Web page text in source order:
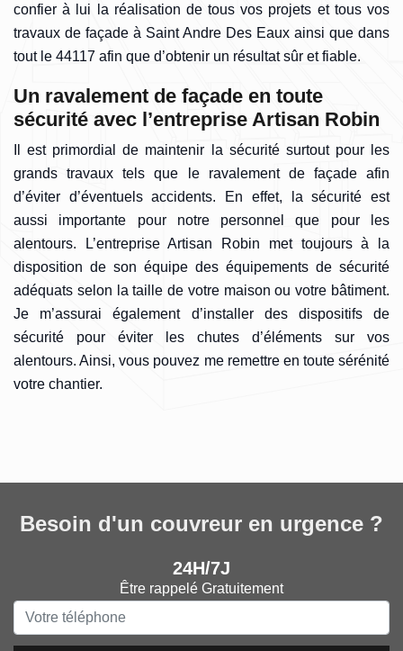
confier à lui la réalisation de tous vos projets et tous vos
travaux de façade à Saint Andre Des Eaux ainsi que dans
tout le 44117 afin que d’obtenir un résultat sûr et fiable.
Un ravalement de façade en toute
sécurité avec l’entreprise Artisan Robin
Il est primordial de maintenir la sécurité surtout pour les
grands travaux tels que le ravalement de façade afin
d’éviter d’éventuels accidents. En effet, la sécurité est
aussi importante pour notre personnel que pour les
alentours. L’entreprise Artisan Robin met toujours à la
disposition de son équipe des équipements de sécurité
adéquats selon la taille de votre maison ou votre bâtiment.
Je m’assurai également d’installer des dispositifs de
sécurité pour éviter les chutes d’éléments sur vos
alentours. Ainsi, vous pouvez me remettre en toute sérénité
votre chantier.
Besoin d'un couvreur en urgence ?
24H/7J
Être rappelé Gratuitement